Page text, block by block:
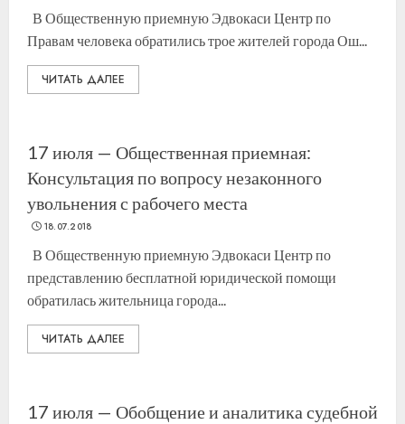
В Общественную приемную Эдвокаси Центр по
Правам человека обратились трое жителей города Ош...
ЧИТАТЬ ДАЛЕЕ
17 июля — Общественная приемная:
Консультация по вопросу незаконного
увольнения с рабочего места
18.07.2018
В Общественную приемную Эдвокаси Центр по
представлению бесплатной юридической помощи
обратилась жительница города...
ЧИТАТЬ ДАЛЕЕ
17 июля — Обобщение и аналитика судебной